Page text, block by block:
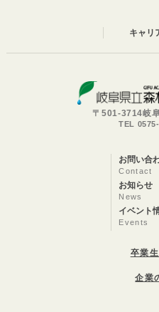
キャリ
〒501-3714岐
TEL
お問い合
Contact
お知らせ
News
イベント
Events
卒業
企業